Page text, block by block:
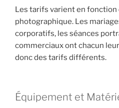
Les tarifs varient en
photographique. Les
corporatifs, les séances
commerciaux ont chacun
donc des tarifs différents.
Équipement et